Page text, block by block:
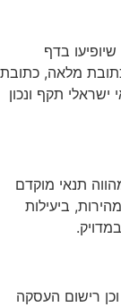
בדף
מלאה, כתובת
תקף ונכון
תנאי מוקדם
ביעילות
רישום העסקה